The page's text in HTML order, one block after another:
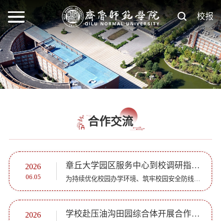
校报
合作交流
2026
06.05
章丘大学园区服务中心到校调研指导工作
为持续优化校园办学环境、筑牢校园安全防线、破解校地共建重难点问题，6月4日，章丘大学园区服务中心党组成员、副主任郑洪民，安全保障部主任王振一行到校调研指导，实地调研学校在建工程项目建设、校园安全管理...
2026 学校赴压油沟田园综合体开展合作对接